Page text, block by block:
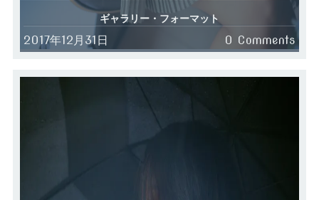
ギャラリー・フォーマット
2017年12月31日 0 Comments